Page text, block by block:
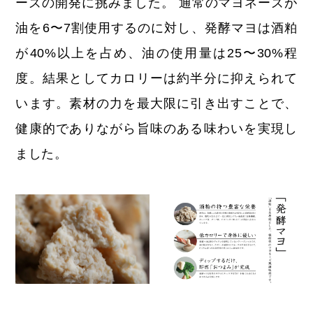
ーズの開発に挑みました。 通常のマヨネーズが
油を6〜7割使用するのに対し、発酵マヨは酒粕
が40%以上を占め、油の使用量は25〜30%程
度。結果としてカロリーは約半分に抑えられて
います。素材の力を最大限に引き出すことで、
健康的でありながら旨味のある味わいを実現し
ました。